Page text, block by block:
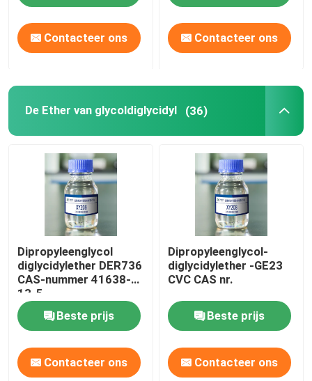
Alkyl Glycidyl Ether
epoxy reactieve verdunner
Phenyl Glycidyl Ether
Bisphenol een Epoxyhars
CAS 28768 32 3
Amine genezende agent
Contacteer ons Contacteer ons
De Ether van glycoldiglycidyl (36)
Dipropyleenglycol
diglycidylether DER736
CAS-nummer 41638-
13-5
Beste prijs
Contacteer ons
Dipropyleenglycol-
diglycidylether -GE23
CVC CAS nr.
Beste prijs
Contacteer ons